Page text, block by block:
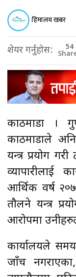
हिमालय खबर
शेयर गर्नुहोस: 54
काठमाडौँ ।
काठमाडौँले
यन्त्र प्रयोग
व्यापारीलाई
आर्थिक वर्ष
तौलने यन्त्र
आरोपमा
कार्यालयले
जाँच